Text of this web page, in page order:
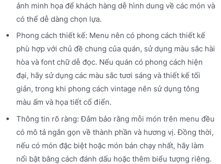
ảnh minh họa để khách hàng dễ hình dung về các món và
có thể dễ dàng chọn lựa.
Phong cách thiết kế: Menu nên có phong cách thiết kế
phù hợp với chủ đề chung của quán, sử dụng màu sắc hài
hòa và font chữ dễ đọc. Nếu quán có phong cách hiện
đại, hãy sử dụng các màu sắc tươi sáng và thiết kế tối
giản, trong khi phong cách vintage nên sử dụng tông
màu ấm và họa tiết cổ điển.
Thông tin rõ ràng: Đảm bảo rằng mỗi món trên menu đều
có mô tả ngắn gọn về thành phần và hương vị. Đồng thời,
nếu có món đặc biệt hoặc món bán chạy nhất, hãy làm
nổi bật bằng cách đánh dấu hoặc thêm biểu tượng riêng.